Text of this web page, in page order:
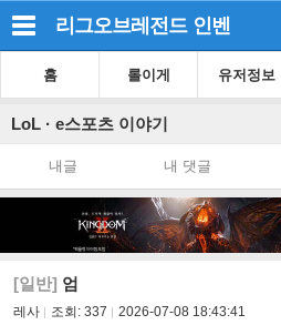
리그오브레전드 인벤
홈 롤이게 유저정보
LoL · e스포츠 이야기
내글 내 댓글
[일반] 엄
레사 조회: 337 2026-07-08 18:43:41